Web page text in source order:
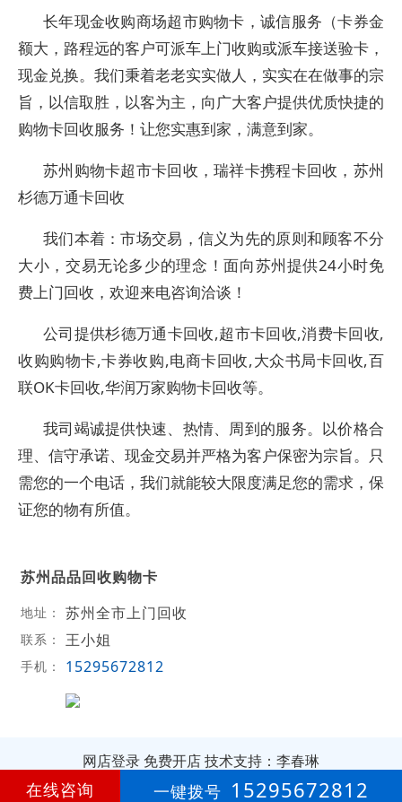
长年现金收购商场超市购物卡，诚信服务（卡券金
额大，路程远的客户可派车上门收购或派车接送验卡，
现金兑换。我们秉着老老实实做人，实实在在做事的宗
旨，以信取胜，以客为主，向广大客户提供优质快捷的
购物卡回收服务！让您实惠到家，满意到家。
苏州购物卡超市卡回收，瑞祥卡携程卡回收，苏州
杉德万通卡回收
我们本着：市场交易，信义为先的原则和顾客不分
大小，交易无论多少的理念！面向苏州提供24小时免
费上门回收，欢迎来电咨询洽谈！
公司提供杉德万通卡回收,超市卡回收,消费卡回收,
收购购物卡,卡券收购,电商卡回收,大众书局卡回收,百
联OK卡回收,华润万家购物卡回收等。
我司竭诚提供快速、热情、周到的服务。以价格合
理、信守承诺、现金交易并严格为客户保密为宗旨。只
需您的一个电话，我们就能较大限度满足您的需求，保
证您的物有所值。
苏州品品回收购物卡
地址： 苏州全市上门回收
联系： 王小姐
手机： 15295672812
网店登录 免费开店技术支持：李春琳
第13年
在线咨询 一键拨号 15295672812